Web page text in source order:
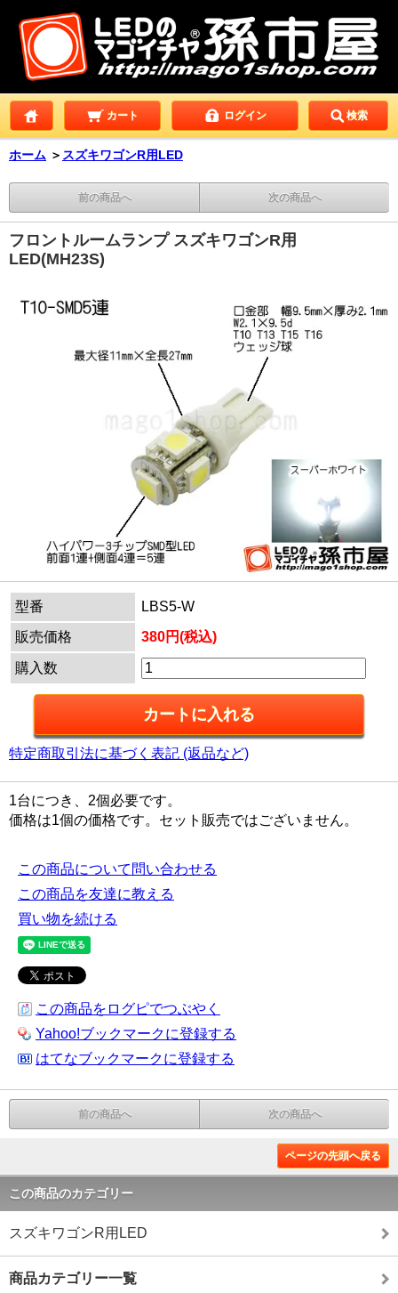
カート ログイン 検索
ホーム ＞ スズキワゴンR用LED
前の商品へ 次の商品へ
フロントルームランプ スズキワゴンR用
LED(MH23S)
型番
LBS5-W
販売価格
380円(税込)
購入数
特定商取引法に基づく表記 (返品など)
1台につき、2個必要です。
価格は1個の価格です。セット販売ではございません。
この商品について問い合わせる
この商品を友達に教える
買い物を続ける
この商品をログピでつぶやく
Yahoo!ブックマークに登録する
はてなブックマークに登録する
前の商品へ 次の商品へ
ページの先頭へ戻る
この商品のカテゴリー
スズキワゴンR用LED
商品カテゴリー一覧